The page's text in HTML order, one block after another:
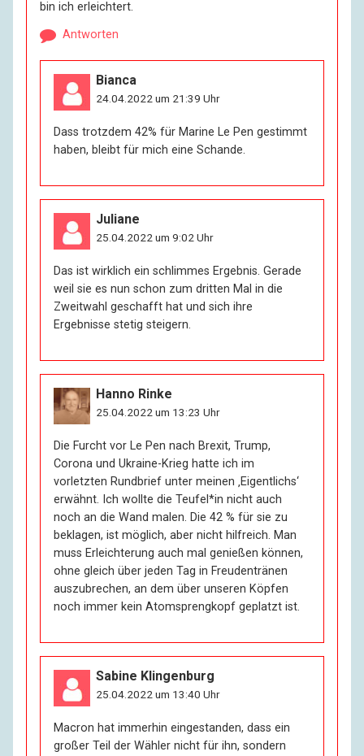
bin ich erleichtert.
Antworten
Bianca
24.04.2022 um 21:39 Uhr
Dass trotzdem 42% für Marine Le Pen gestimmt
haben, bleibt für mich eine Schande.
Juliane
25.04.2022 um 9:02 Uhr
Das ist wirklich ein schlimmes Ergebnis. Gerade
weil sie es nun schon zum dritten Mal in die
Zweitwahl geschafft hat und sich ihre
Ergebnisse stetig steigern.
Hanno Rinke
25.04.2022 um 13:23 Uhr
Die Furcht vor Le Pen nach Brexit, Trump,
Corona und Ukraine-Krieg hatte ich im
vorletzten Rundbrief unter meinen ‚Eigentlichs‘
erwähnt. Ich wollte die Teufel*in nicht auch
noch an die Wand malen. Die 42 % für sie zu
beklagen, ist möglich, aber nicht hilfreich. Man
muss Erleichterung auch mal genießen können,
ohne gleich über jeden Tag in Freudentränen
auszubrechen, an dem über unseren Köpfen
noch immer kein Atomsprengkopf geplatzt ist.
Sabine Klingenburg
25.04.2022 um 13:40 Uhr
Macron hat immerhin eingestanden, dass ein
großer Teil der Wähler nicht für ihn, sondern